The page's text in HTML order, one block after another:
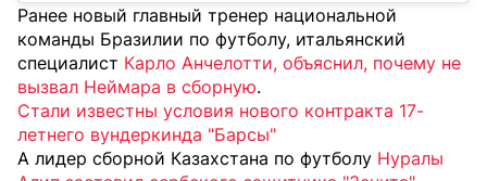
Ранее новый главный тренер национальной
команды Бразилии по футболу, итальянский
специалист Карло Анчелотти, объяснил, почему не
вызвал Неймара в сборную.
Стали известны условия нового контракта 17-
летнего вундеркинда "Барсы"
А лидер сборной Казахстана по футболу Нуралы